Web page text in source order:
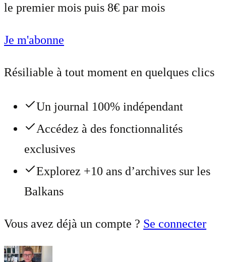
le premier mois puis 8€ par mois
Je m'abonne
Résiliable à tout moment en quelques clics
Un journal 100% indépendant
Accédez à des fonctionnalités
exclusives
Explorez +10 ans d’archives sur les
Balkans
Vous avez déjà un compte ? Se connecter